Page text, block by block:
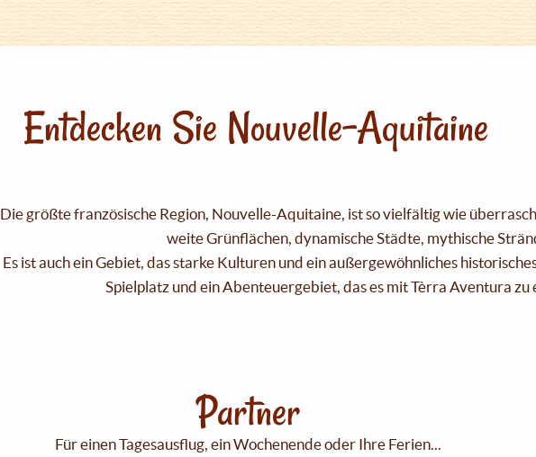
Entdecken Sie Nouvelle-Aquitaine
Die größte französische Region, Nouvelle-Aquitaine, ist so vielfältig wie
weite Grünflächen, dynamische Städte, mythische
Es ist auch ein Gebiet, das starke Kulturen und ein außergewöhnliches
Spielplatz und ein Abenteuergebiet, das es mit Tèrra Aventura zu
Partner
Für einen Tagesausflug, ein Wochenende oder Ihre Ferien...